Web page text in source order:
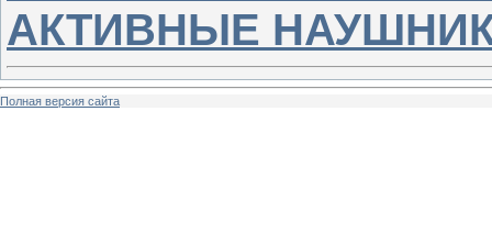
АКТИВНЫЕ
Полная версия сайта